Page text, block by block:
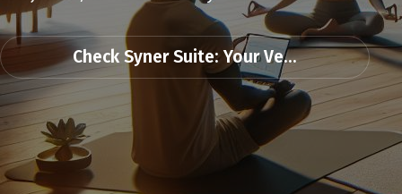
Check Syner Suite: Your Ve...